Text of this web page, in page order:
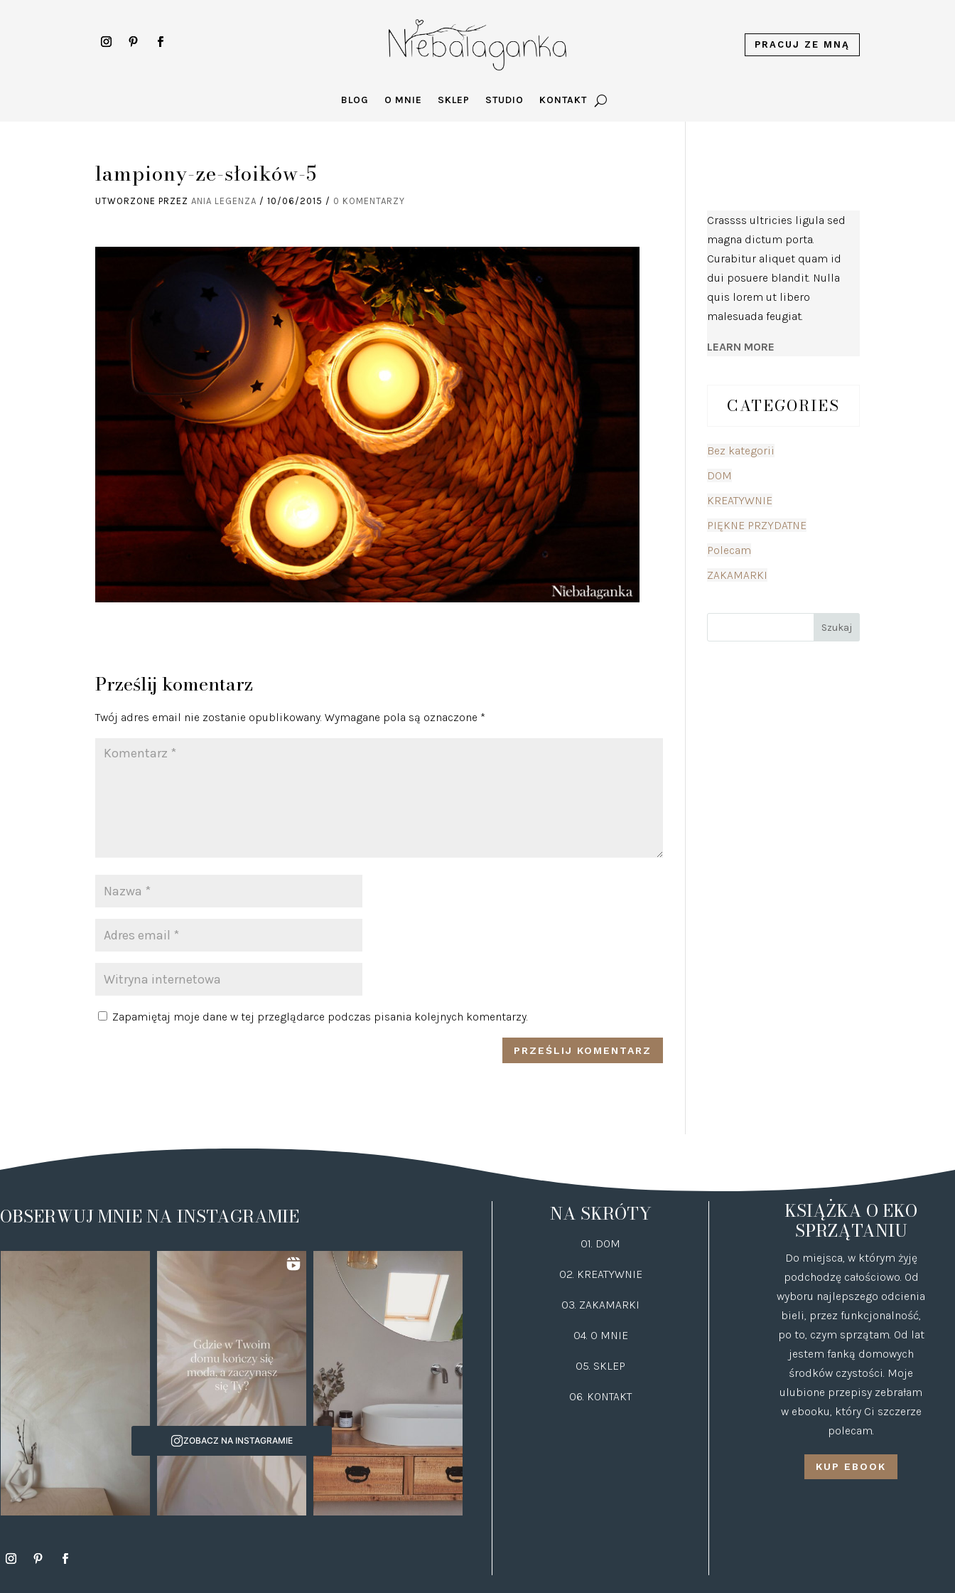
PRACUJ ZE MNĄ
BLOG O MNIE SKLEP STUDIO KONTAKT
lampiony-ze-słoików-5
UTWORZONE PRZEZANIA LEGENZA /10/06/2015 / 0 KOMENTARZY
Prześlij komentarz
Twój adres email nie zostanie opublikowany. Wymagane pola są oznaczone *
Zapamiętaj moje dane w tej przeglądarce podczas pisania kolejnych komentarzy.
Crassss ultricies ligula sed
magna dictum porta.
Curabitur aliquet quam id
dui posuere blandit. Nulla
quis lorem ut libero
malesuada feugiat.
LEARN MORE
CATEGORIES
Bez kategorii
DOM
KREATYWNIE
PIĘKNE PRZYDATNE
Polecam
ZAKAMARKI
OBSERWUJ MNIE NA INSTAGRAMIE
ZOBACZ NA INSTAGRAMIE
NA SKRÓTY
01. DOM
02. KREATYWNIE
03. ZAKAMARKI
04. O MNIE
05. SKLEP
06. KONTAKT
KSIĄŻKA O EKO
SPRZĄTANIU
Do miejsca, w którym żyję
podchodzę całościowo. Od
wyboru najlepszego odcienia
bieli, przez funkcjonalność,
po to, czym sprzątam. Od lat
jestem fanką domowych
środków czystości. Moje
ulubione przepisy zebrałam
w ebooku, który Ci szczerze
polecam.
KUP EBOOK